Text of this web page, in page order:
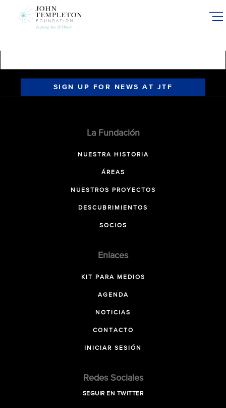
SIGN UP FOR NEWS AT JTF
La Fundación
NUESTRA HISTORIA
ÁREAS
NUESTROS PROYECTOS
DESCUBRIMIENTOS
SOCIOS
Enlaces
KIT PARA MEDIOS
AGENDA
NOTICIAS
CONTACTO
INICIAR SESIÓN
Redes Sociales
SEGUIR EN TWITTER